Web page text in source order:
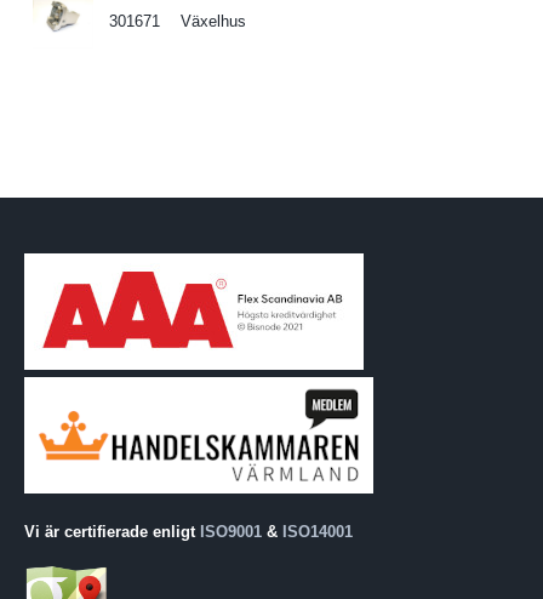
301671 Växelhus
Vi är certifierade enligt ISO9001 & ISO14001